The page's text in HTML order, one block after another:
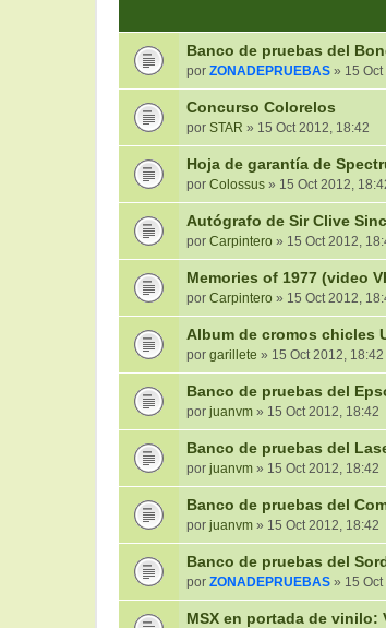
Banco de pruebas del
por ZONADEPRUEBAS » 15
Concurso Colorelos
por STAR » 15 Oct 2012, 18:42
Hoja de garantía de
por Colossus » 15 Oct 2012,
Autógrafo de Sir Clive
por Carpintero » 15 Oct 2012,
Memories of 1977 (video
por Carpintero » 15 Oct 2012,
Album de cromos chicles
por garillete » 15 Oct 2012, 18:42
Banco de pruebas del
por juanvm » 15 Oct 2012, 18:42
Banco de pruebas del
por juanvm » 15 Oct 2012, 18:42
Banco de pruebas del
por juanvm » 15 Oct 2012, 18:42
Banco de pruebas del
por ZONADEPRUEBAS » 15
MSX en portada de vinilo: